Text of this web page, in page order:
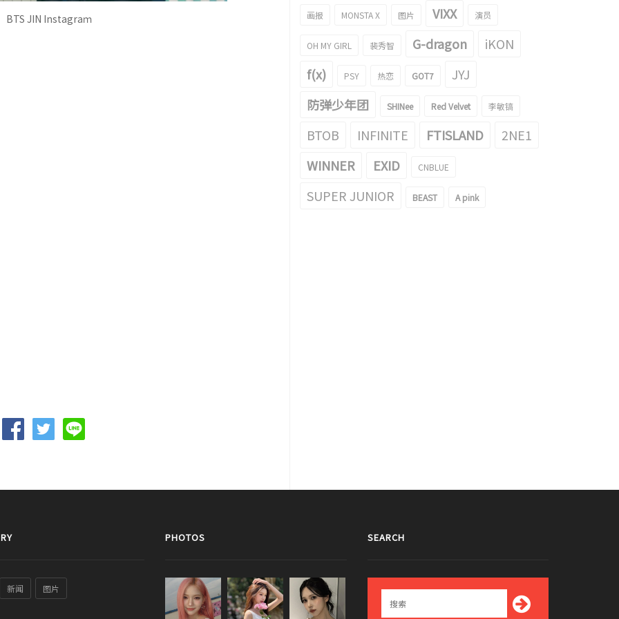
BTS JIN Instagraｍ 画报 MONSTA X 图片 VIXX 演员
OH MY GIRL 裴秀智 G-dragon
iKON
f(x)
PSY 热恋 GOT7
JYJ
防弹少年团
SHINee Red Velvet 李敏镐
BTOB INFINITE FTISLAND
2NE1
WINNER
EXID CNBLUE
SUPER JUNIOR BEAST A pink
新闻 图片
PHOTOS SEARCH